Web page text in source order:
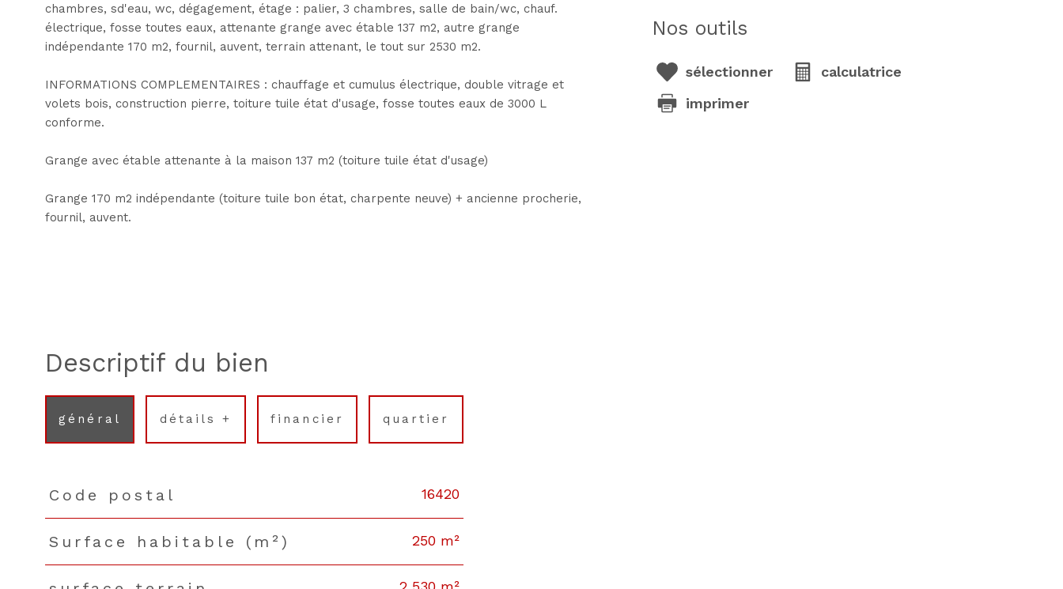
chambres, sd'eau, wc, dégagement, étage : palier, 3 chambres, salle de bain/wc, chauf.
électrique, fosse toutes eaux, attenante grange avec étable 137 m2, autre grange
indépendante 170 m2, fournil, auvent, terrain attenant, le tout sur 2530 m2.
INFORMATIONS COMPLEMENTAIRES : chauffage et cumulus électrique, double vitrage et
volets bois, construction pierre, toiture tuile état d'usage, fosse toutes eaux de 3000 L
conforme.
Grange avec étable attenante à la maison 137 m2 (toiture tuile état d'usage)
Grange 170 m2 indépendante (toiture tuile bon état, charpente neuve) + ancienne procherie,
fournil, auvent.
nos outils
sélectionner
calculatrice
imprimer
descriptif du bien
général détails + financier quartier
TRAD_PAMPERO_Caracteristique
Code postal 16420
Surface habitable (m²) 250 m²